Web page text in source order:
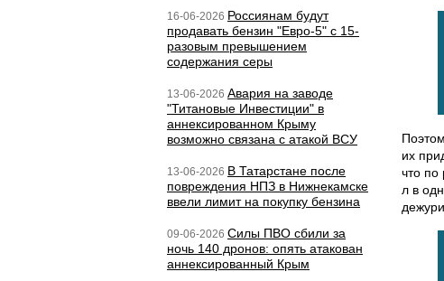
16-06-2026 Россиянам будут
продавать бензин "Евро-5" с 15-
разовым превышением
содержания серы
13-06-2026 Авария на заводе
"Титановые Инвестиции" в
аннексированном Крыму
возможно связана с атакой ВСУ
13-06-2026 В Татарстане после
повреждения НПЗ в Нижнекамске
ввели лимит на покупку бензина
09-06-2026 Силы ПВО сбили за
ночь 140 дронов: опять атакован
аннексированный Крым
их
что по
л в